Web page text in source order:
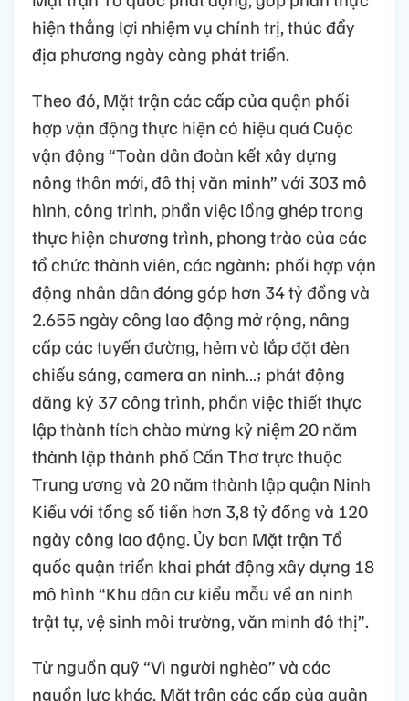
hiện thắng lợi nhiệm vụ chính trị, thúc đẩy
địa phương ngày càng phát triển.
Theo đó, Mặt trận các cấp của quận phối
hợp vận động thực hiện có hiệu quả Cuộc
vận động “Toàn dân đoàn kết xây dựng
nông thôn mới, đô thị văn minh” với 303 mô
hình, công trình, phần việc lồng ghép trong
thực hiện chương trình, phong trào của các
tổ chức thành viên, các ngành; phối hợp vận
động nhân dân đóng góp hơn 34 tỷ đồng và
2.655 ngày công lao động mở rộng, nâng
cấp các tuyến đường, hẻm và lắp đặt đèn
chiếu sáng, camera an ninh…; phát động
đăng ký 37 công trình, phần việc thiết thực
lập thành tích chào mừng kỷ niệm 20 năm
thành lập thành phố Cần Thơ trực thuộc
Trung ương và 20 năm thành lập quận Ninh
Kiều với tổng số tiền hơn 3,8 tỷ đồng và 120
ngày công lao động. Ủy ban Mặt trận Tổ
quốc quận triển khai phát động xây dựng 18
mô hình “Khu dân cư kiểu mẫu về an ninh
trật tự, vệ sinh môi trường, văn minh đô thị”.
Từ nguồn quỹ “Vì người nghèo” và các
nguồn lực khác, Mặt trận các cấp của quận